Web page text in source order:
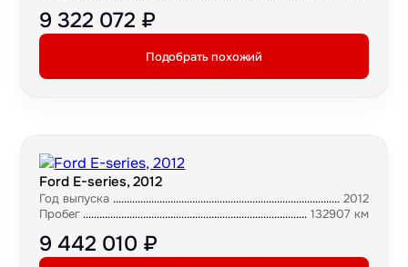
9 322 072 ₽
Подобрать похожий
Ford E-series, 2012
Год выпуска
2012
Пробег
132907 км
9 442 010 ₽